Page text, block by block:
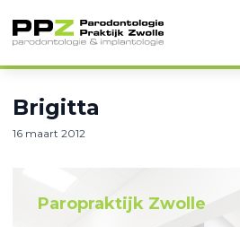
Brigitta
16 maart 2012
Paropraktijk Zwolle